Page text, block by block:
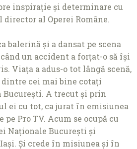
inspiraţie și determinare cu
director al Operei Române.
balerină și a dansat pe scena
un accident a forţat-o să își
Viaţa a adus-o tot lângă scenă,
cei mai bine cotaţi
A trecut și prin
ei cu tot, ca jurat în emisiunea
Pro TV. Acum se ocupă cu
Naţionale București și
Și crede în misiunea și în